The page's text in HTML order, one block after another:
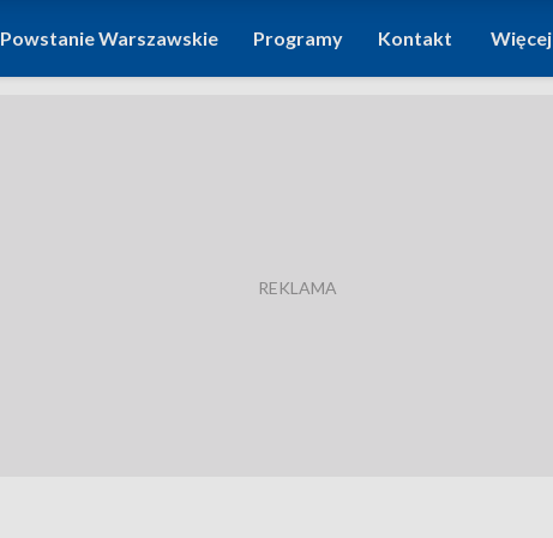
Powstanie Warszawskie Programy Kontakt Więcej